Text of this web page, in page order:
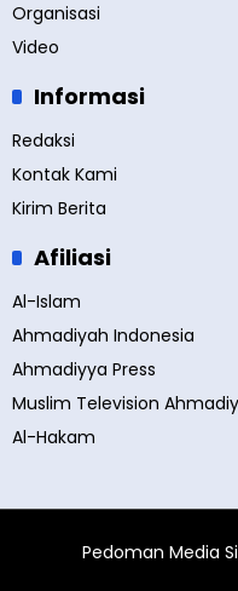
Organisasi
Video
Informasi
Redaksi
Kontak Kami
Kirim Berita
Afiliasi
Al-Islam
Ahmadiyah Indonesia
Ahmadiyya Press
Muslim Television
Al-Hakam
Pedoman Media